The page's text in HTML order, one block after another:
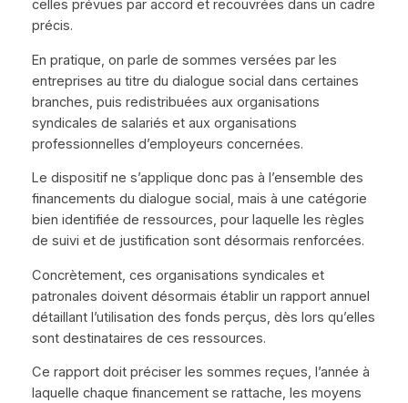
celles prévues par accord et recouvrées dans un cadre
précis.
En pratique, on parle de sommes versées par les
entreprises au titre du dialogue social dans certaines
branches, puis redistribuées aux organisations
syndicales de salariés et aux organisations
professionnelles d’employeurs concernées.
Le dispositif ne s’applique donc pas à l’ensemble des
financements du dialogue social, mais à une catégorie
bien identifiée de ressources, pour laquelle les règles
de suivi et de justification sont désormais renforcées.
Concrètement, ces organisations syndicales et
patronales doivent désormais établir un rapport annuel
détaillant l’utilisation des fonds perçus, dès lors qu’elles
sont destinataires de ces ressources.
Ce rapport doit préciser les sommes reçues, l’année à
laquelle chaque financement se rattache, les moyens